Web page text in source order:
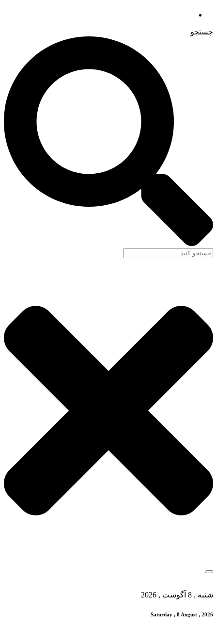
جستجو
شنبه , 8 آگوست , 2026
Saturday , 8 August , 2026